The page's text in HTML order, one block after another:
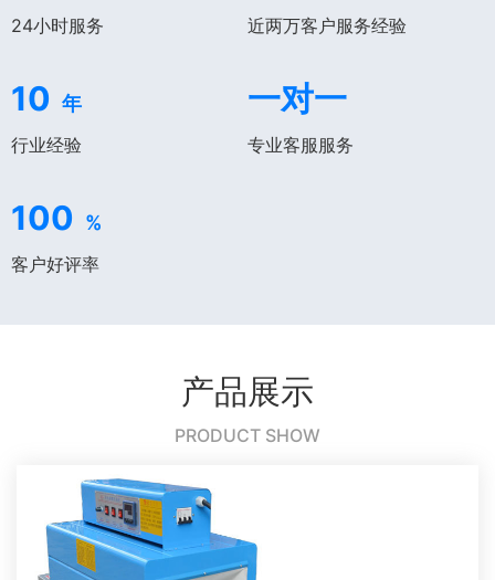
24小时服务 近两万客户服务经验
10 年
行业经验
一对一
专业客服服务
100 %
客户好评率
产品展示
PRODUCT SHOW